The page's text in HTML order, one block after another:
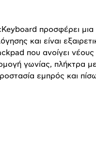
Keyboard προσφέρει μια
και είναι
που ανοίγει νέους
γωνίας, πλήκτρα με
εμπρός και